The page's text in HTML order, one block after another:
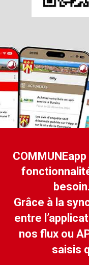
Grâce à la
entre
nos flux ou
saisis